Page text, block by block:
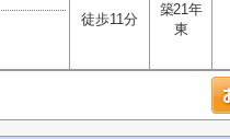
徒歩11分
築21年
東